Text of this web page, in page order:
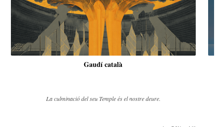
Gaudí català
La culminació del seu Temple és el nostre deure.